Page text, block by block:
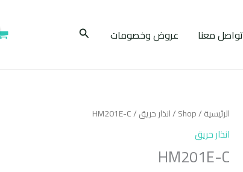
تواصل معنا عروض وخصومات البحث
الرئيسية/
Shop
/انذار حريق/ HM201E-C
انذار حريق
HM201E-C